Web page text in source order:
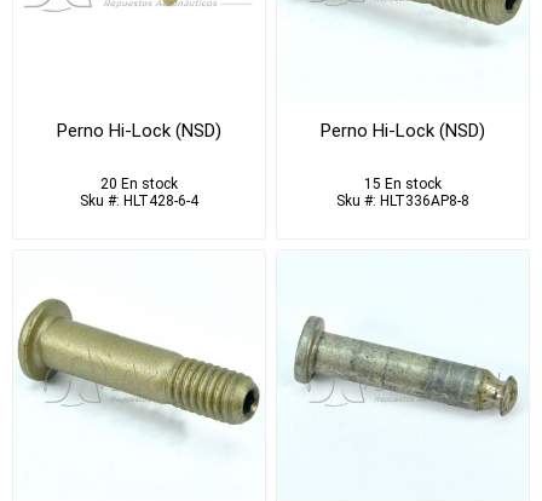
Perno Hi-Lock (NSD)
20 En stock
Sku #: HLT428-6-4
Perno Hi-Lock (NSD)
15 En stock
Sku #: HLT336AP8-8